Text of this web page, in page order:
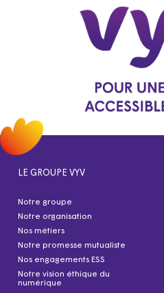
LE GROUPE VYV
Notre groupe
Notre organisation
Nos métiers
Notre promesse mutualiste
Nos engagements ESS
Notre vision éthique du
numérique